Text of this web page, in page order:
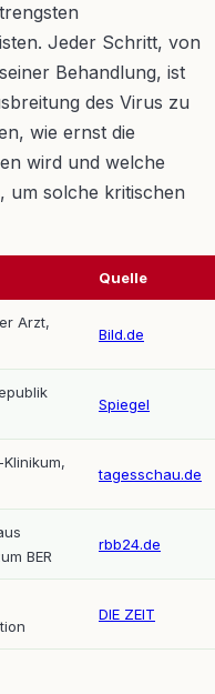
Jeder Schritt, von
Behandlung, ist
des Virus zu
wie ernst die
wird und welche
um solche kritischen
Quelle
Arzt,
Bild.de
Spiegel
tagesschau.de
BER
rbb24.de
DIE ZEIT